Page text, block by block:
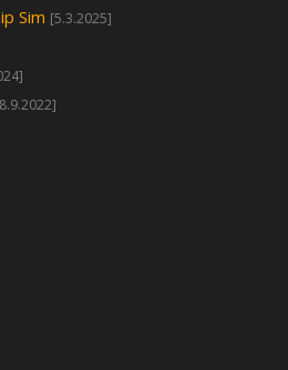
Sim [5.3.2025]